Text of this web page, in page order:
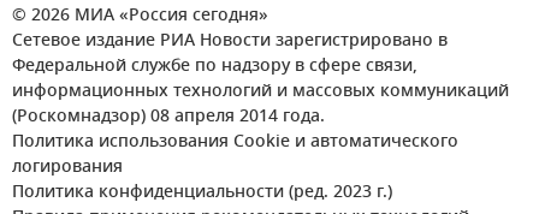
© 2026 МИА «Россия сегодня»
Сетевое издание РИА Новости зарегистрировано в
Федеральной службе по надзору в сфере связи,
информационных технологий и массовых коммуникаций
(Роскомнадзор) 08 апреля 2014 года.
Политика использования Cookie и автоматического
логирования
Политика конфиденциальности (ред. 2023 г.)